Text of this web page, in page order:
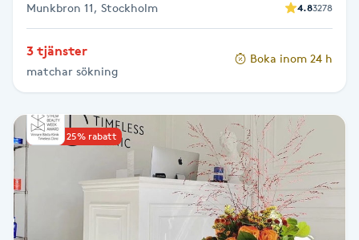
Sklerosering
Skoinlägg
Skägg
Munkbron 11, Stockholm 4.83278
3 tjänster
matchar sökning
Boka inom 24 h
Upp till 25% rabatt